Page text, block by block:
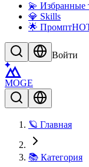
💫 Избранные
💎 Skills
🌟 Промпт
Войти
MOGE
🪐 Главная
📚 Категория